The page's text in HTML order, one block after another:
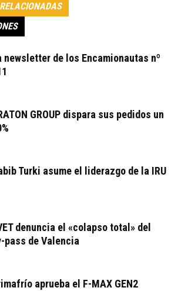
newsletter de los Encamionautas nº
GROUP dispara sus pedidos un
Turki asume el liderazgo de la IRU
denuncia el «colapso total» del
pass de Valencia
aprueba el F-MAX GEN2